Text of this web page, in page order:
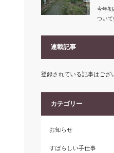
今年
つい
連載記事
登録されている記事はござ
カテゴリー
お知らせ
すばらしい手仕事